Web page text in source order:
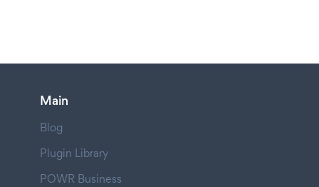
Main
Blog
Plugin Library
POWR Business